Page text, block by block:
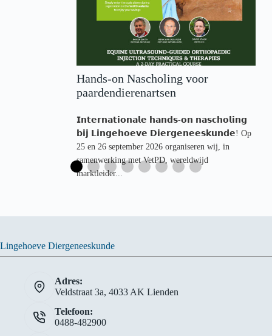
Hands-on Nascholing voor
paardendierenartsen
𝗜𝗻𝘁𝗲𝗿𝗻𝗮𝘁𝗶𝗼𝗻𝗮𝗹𝗲 𝗵𝗮𝗻𝗱𝘀-𝗼𝗻 𝗻𝗮𝘀𝗰𝗵𝗼𝗹𝗶𝗻𝗴
𝗯𝗶𝗷 𝗟𝗶𝗻𝗴𝗲𝗵𝗼𝗲𝘃𝗲 𝗗𝗶𝗲𝗿𝗴𝗲𝗻𝗲𝗲𝘀𝗸𝘂𝗻𝗱𝗲! Op
25 en 26 september 2026 organiseren wij, in
samenwerking met VetPD, wereldwijd
marktleider...
Lingehoeve Diergeneeskunde
Adres:
Veldstraat 3a, 4033 AK Lienden
Telefoon:
0488-482900